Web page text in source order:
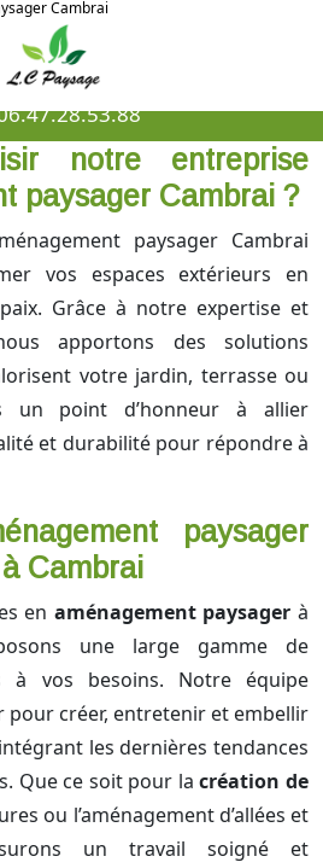
Cambrai
notre entreprise
paysager Cambrai ?
paysager Cambrai
vos espaces extérieurs en
Grâce à notre expertise et
apportons des solutions
votre jardin, terrasse ou
un point d’honneur à allier
et durabilité pour répondre à
paysager
Cambrai
en aménagement paysager à
une large gamme de
à vos besoins. Notre équipe
pour créer, entretenir et embellir
les dernières tendances
Que ce soit pour lacréation de
ou l’aménagement d’allées et
un travail soigné et